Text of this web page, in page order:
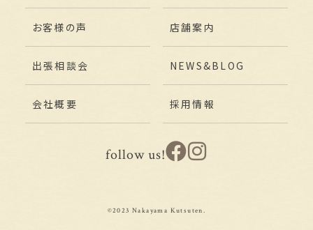
お客様の声 店舗案内
出張相談会 NEWS&BLOG
会社概要 採用情報
follow us!
©2023 Nakayama Kutsuten.